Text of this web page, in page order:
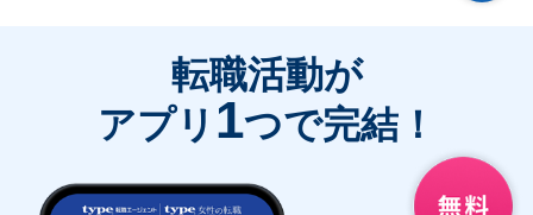
転職活動が
アプリ 1つで完結！